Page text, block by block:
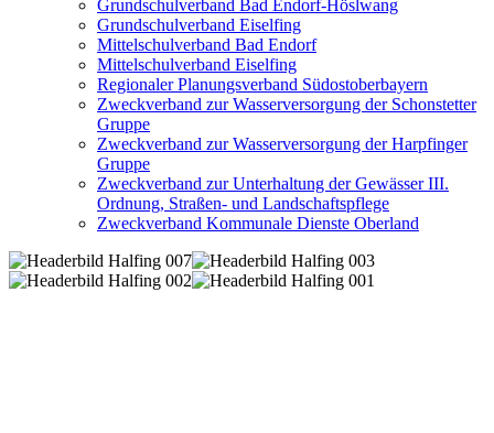
Grundschulverband Bad Endorf-Höslwang
Grundschulverband Eiselfing
Mittelschulverband Bad Endorf
Mittelschulverband Eiselfing
Regionaler Planungsverband Südostoberbayern
Zweckverband zur Wasserversorgung der Schonstetter
Gruppe
Zweckverband zur Wasserversorgung der Harpfinger
Gruppe
Zweckverband zur Unterhaltung der Gewässer III.
Ordnung, Straßen- und Landschaftspflege
Zweckverband Kommunale Dienste Oberland